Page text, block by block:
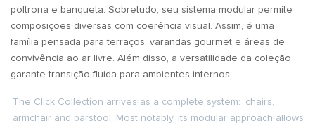
poltrona e banqueta. Sobretudo, seu sistema modular permite
composições diversas com coerência visual. Assim, é uma
família pensada para terraços, varandas gourmet e áreas de
convivência ao ar livre. Além disso, a versatilidade da coleção
garante transição fluida para ambientes internos.
The Click Collection arrives as a complete system:
chairs,
armchair and barstool. Most notably, its modular approach allows